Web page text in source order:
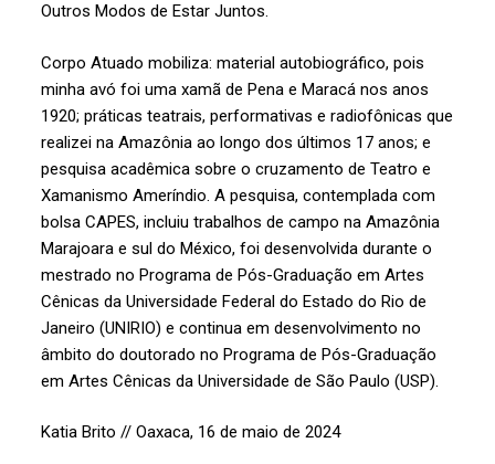
Outros Modos de Estar Juntos.
Corpo Atuado mobiliza: material autobiográfico, pois
minha avó foi uma xamã de Pena e Maracá nos anos
1920; práticas teatrais, performativas e radiofônicas que
realizei na Amazônia ao longo dos últimos 17 anos; e
pesquisa acadêmica sobre o cruzamento de Teatro e
Xamanismo Ameríndio. A pesquisa, contemplada com
bolsa CAPES, incluiu trabalhos de campo na Amazônia
Marajoara e sul do México, foi desenvolvida durante o
mestrado no Programa de Pós-Graduação em Artes
Cênicas da Universidade Federal do Estado do Rio de
Janeiro (UNIRIO) e continua em desenvolvimento no
âmbito do doutorado no Programa de Pós-Graduação
em Artes Cênicas da Universidade de São Paulo (USP).
Katia Brito // Oaxaca, 16 de maio de 2024